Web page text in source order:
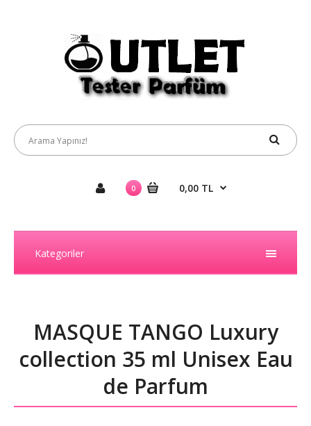
0 0,00 TL
Kategoriler
MASQUE TANGO Luxury
collection 35 ml Unisex Eau
de Parfum